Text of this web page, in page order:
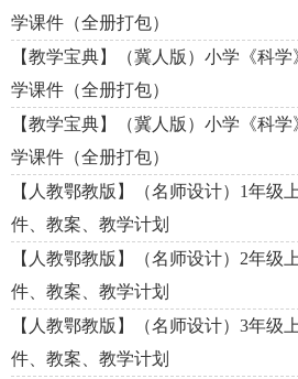
学课件（全册打包）
【教学宝典】（冀人版）小学《科
学课件（全册打包）
【教学宝典】（冀人版）小学《科
学课件（全册打包）
【人教鄂教版】（名师设计）1年级
件、教案、教学计划
【人教鄂教版】（名师设计）2年级
件、教案、教学计划
【人教鄂教版】（名师设计）3年级
件、教案、教学计划